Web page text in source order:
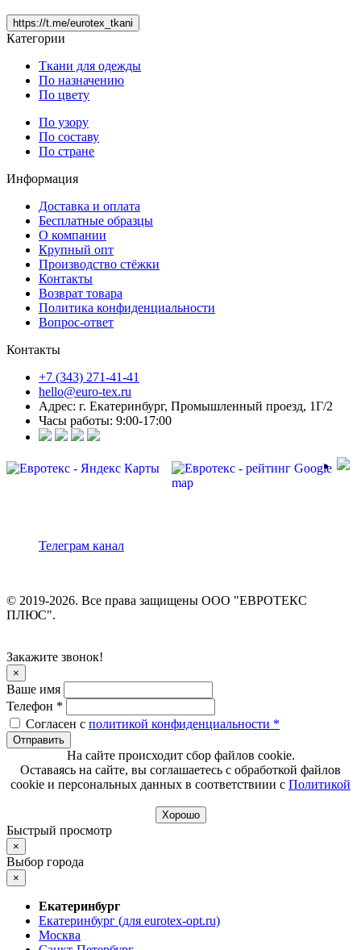
https://t.me/eurotex_tkani
Категории
Ткани для одежды
По назначению
По цвету
По узору
По составу
По стране
Информация
Доставка и оплата
Бесплатные образцы
О компании
Крупный опт
Производство стёжки
Контакты
Возврат товара
Политика конфиденциальности
Вопрос-ответ
Контакты
+7 (343) 271-41-41
hello@euro-tex.ru
Адрес: г. Екатеринбург, Промышленный проезд, 1Г/2
Часы работы: 9:00-17:00
Телеграм канал
© 2019-2026. Все права защищены ООО "ЕВРОТЕКС
ПЛЮС".
Закажите звонок!
×
Ваше имя
Телефон *
Согласен с политикой конфиденциальности *
Отправить
На сайте происходит сбор файлов cookie.
Оставаясь на сайте, вы соглашаетесь с обработкой файлов
cookie и персональных данных в соответствиии с Политикой
Хорошо
Быстрый просмотр
×
Выбор города
×
Екатеринбург
Екатеринбург (для eurotex-opt.ru)
Москва